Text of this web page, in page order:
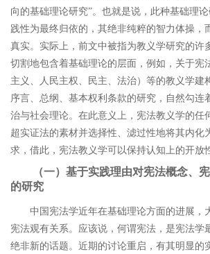
向的基础理论研究”。也就是说，此种基础理
践性为最终归依的，其绝非纯粹的智力体操，
真实。实际上，前文中被指为教义学研究的许
切割地包含着基础理论的层面，例如，关于宪
主义、人民主权、民主、法治）等的教义学建
序言、总纲、基本权利条款的研究，自然勾连
治与社会理论。在此意义上，宪法教义学的任
超实证法的素材并选择性、滤过性地将其内化
求，借此，宪法教义学可以保持认知上的开放
（一）基于实践理由对宪法概念、
的研究
中国宪法学近年在基础理论方面的进展，
宪法观有关系。应该说，何谓宪法，是宪法学
绝非新的话题。近期的讨论重启，有其明显的